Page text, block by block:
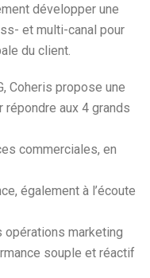
développer une
et multi-canal pour
du client.
Coheris propose une
aux 4 grands
commerciales, en
également à l’écoute
marketing
souple et réactif